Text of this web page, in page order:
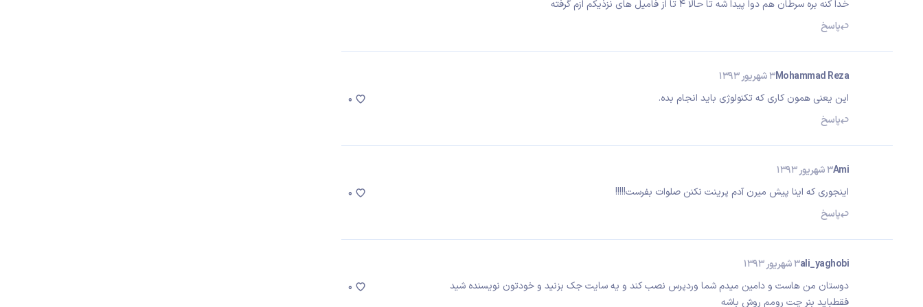
خدا کنه بره سرطان هم دوا پیدا شه تا حالا 4 تا از فامیل های نزذیکم ازم گرفته
پاسخ
Mohammad Reza3 شهریور 1393
این یعنی همون کاری که تکنولوژی باید انجام بده.
پاسخ
0
Ami3 شهریور 1393
اینجوری که اینا پیش میرن آدم پرینت نکنن صلوات بفرست!!!!!
پاسخ
0
ali_yaghobi3 شهریور 1393
دوستان من هاست و دامین میدم شما وردپرس نصب کند و یه سایت جک بزنید و خودتون نویسنده شید
فقطباید بنر چت رومم روش باشه
0